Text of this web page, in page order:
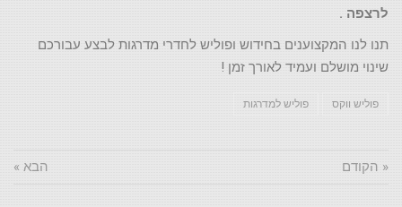
לרצפה .
תנו לנו המקצוענים בחידוש ופוליש לחדרי מדרגות לבצע עבורכם
שינוי מושלם ועמיד לאורך זמן !
פוליש ווקס פוליש למדרגות
« הקודם הבא »